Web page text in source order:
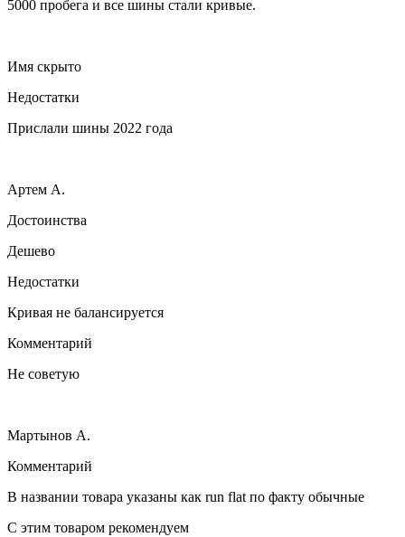
5000 пробега и все шины стали кривые.
Имя скрыто
Недостатки
Прислали шины 2022 года
Артем А.
Достоинства
Дешево
Недостатки
Кривая не балансируется
Комментарий
Не советую
Мартынов А.
Комментарий
В названии товара указаны как run flat по факту обычные
С этим товаром рекомендуем